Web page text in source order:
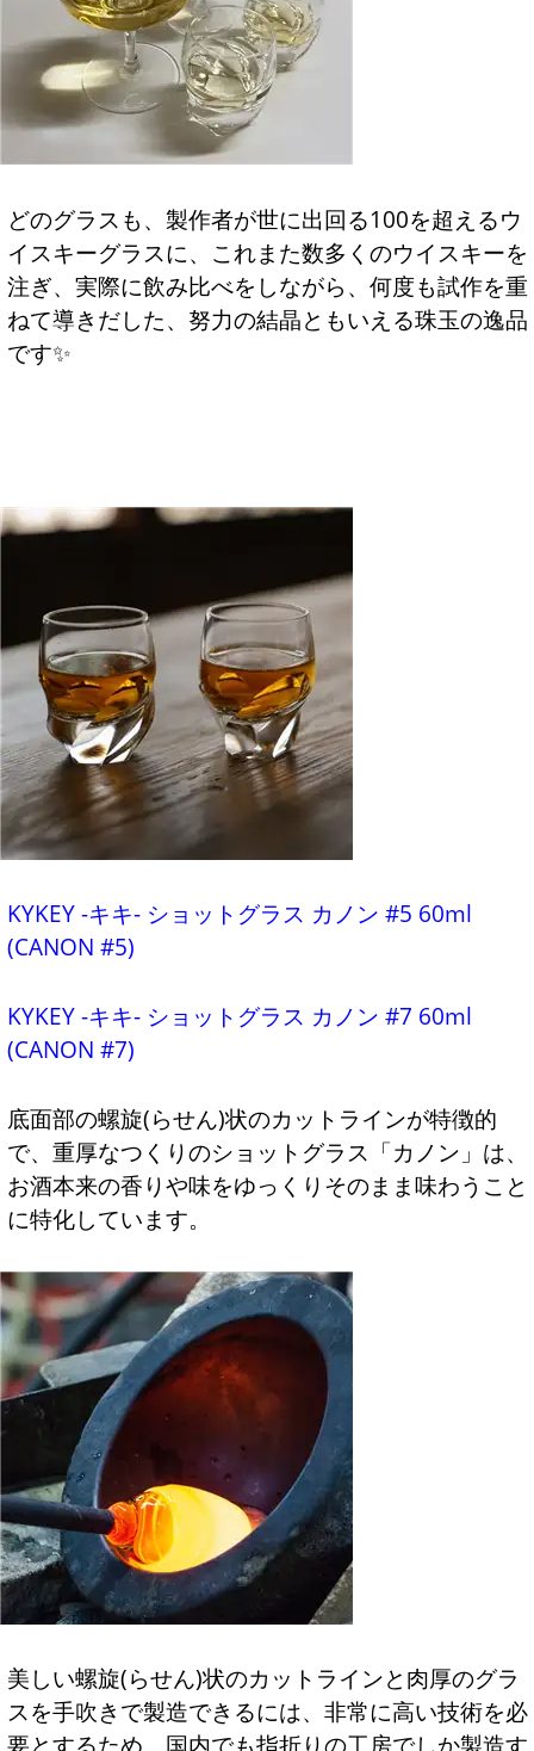
どのグラスも、製作者が世に出回る100を超えるウ
イスキーグラスに、これまた数多くのウイスキーを
注ぎ、実際に飲み比べをしながら、何度も試作を重
ねて導きだした、努力の結晶ともいえる珠玉の逸品
です✨
KYKEY -キキ- ショットグラス カノン #5 60ml
(CANON #5)
KYKEY -キキ- ショットグラス カノン #7 60ml
(CANON #7)
底面部の螺旋(らせん)状のカットラインが特徴的
で、重厚なつくりのショットグラス「カノン」は、
お酒本来の香りや味をゆっくりそのまま味わうこと
に特化しています。
美しい螺旋(らせん)状のカットラインと肉厚のグラ
スを手吹きで製造できるには、非常に高い技術を必
要とするため、国内でも指折りの工房でしか製造す